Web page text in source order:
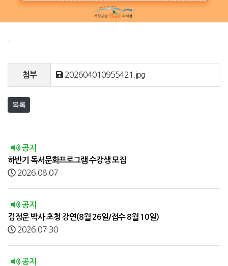
첨부 202604010955421.jpg
목록
공지
하반기 독서문화프로그램 수강생 모집
2026.08.07
공지
김정운 박사 초청 강연(8월 26일/접수 8월 10일)
2026.07.30
공지